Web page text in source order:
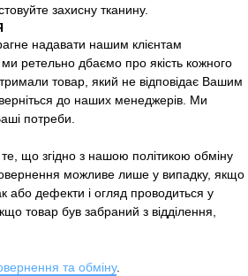
захисну тканину.
надавати нашим клієнтам
ми ретельно дбаємо про якість кожного
товар, який не відповідає Вашим
до наших менеджерів. Ми
потреби.
що згідно з нашою політикою обміну
можливе лише у випадку, якщо
або дефекти і огляд проводиться у
товар був забраний з відділення,
та обміну.